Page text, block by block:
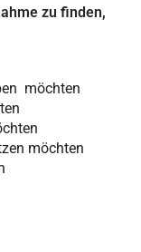
zu finden,
möchten
möchten